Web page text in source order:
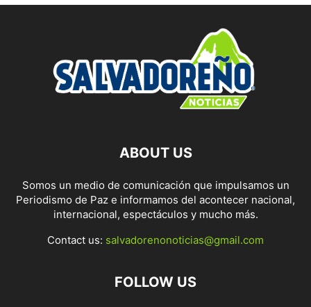
ABOUT US
Somos un medio de comunicación que impulsamos un
Periodismo de Paz e informamos del acontecer nacional,
internacional, espectáculos y mucho más.
Contact us: salvadorenonoticias@gmail.com
FOLLOW US